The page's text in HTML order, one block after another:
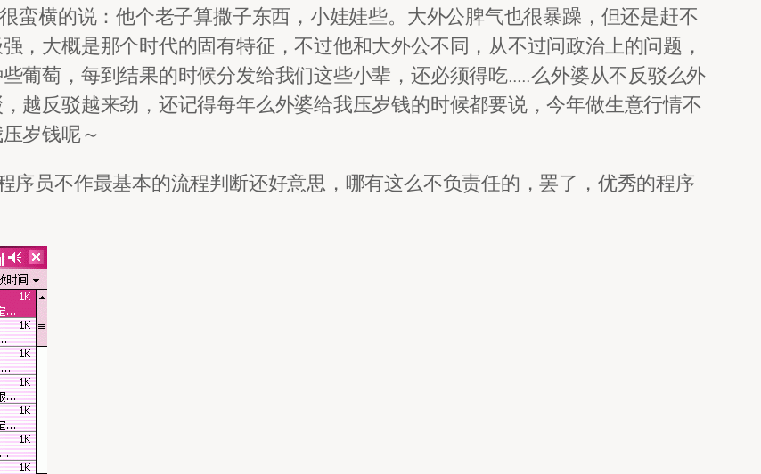
蛮横的说：他个老子算撒子东西，小娃娃些。大外公脾气也很暴躁，但还是赶不
，大概是那个时代的固有特征，不过他和大外公不同，从不过问政治上的问题，
葡萄，每到结果的时候分发给我们这些小辈，还必须得吃…..么外婆从不反驳么外
越反驳越来劲，还记得每年么外婆给我压岁钱的时候都要说，今年做生意行情不
岁钱呢～
序员不作最基本的流程判断还好意思，哪有这么不负责任的，罢了，优秀的程序